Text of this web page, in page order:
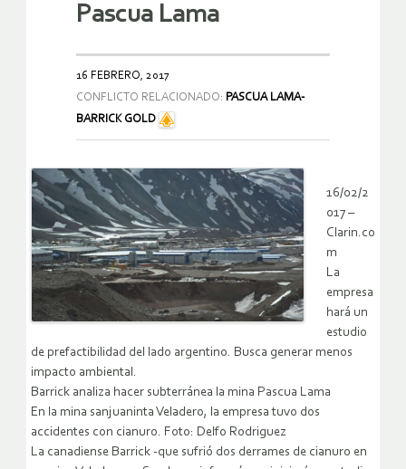
Pascua Lama
16 FEBRERO, 2017
CONFLICTO RELACIONADO: PASCUA LAMA-
BARRICK GOLD
16/02/2
017 –
Clarin.co
m
La
empresa
hará un
estudio
de prefactibilidad del lado argentino. Busca generar menos
impacto ambiental.
Barrick analiza hacer subterránea la mina Pascua Lama
En la mina sanjuaninta Veladero, la empresa tuvo dos
accidentes con cianuro. Foto: Delfo Rodriguez
La canadiense Barrick -que sufrió dos derrames de cianuro en